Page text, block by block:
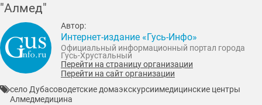
"Алмед"
Автор:
Интернет-издание «Гусь-Инфо»
Официальный информационный портал города
Гусь-Хрустальный
Перейти на страницу организации
Перейти на сайт организации
село Дубасоводетские домаэкскурсиимедицинские центры
Алмедмедицина